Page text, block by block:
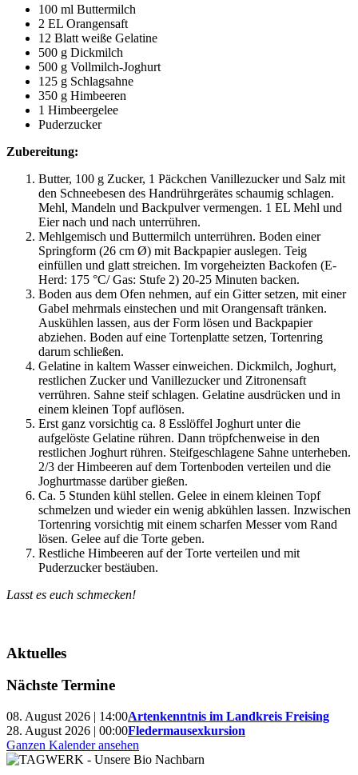
100 ml Buttermilch
2 EL Orangensaft
12 Blatt weiße Gelatine
500 g Dickmilch
500 g Vollmilch-Joghurt
125 g Schlagsahne
350 g Himbeeren
1 Himbeergelee
Puderzucker
Zubereitung:
Butter, 100 g Zucker, 1 Päckchen Vanillezucker und Salz mit
den Schneebesen des Handrührgerätes schaumig schlagen.
Mehl, Mandeln und Backpulver vermengen. 1 EL Mehl und
Eier nach und nach unterrühren.
Mehlgemisch und Buttermilch unterrühren. Boden einer
Springform (26 cm Ø) mit Backpapier auslegen. Teig
einfüllen und glatt streichen. Im vorgeheizten Backofen (E-
Herd: 175 °C/ Gas: Stufe 2) 20-25 Minuten backen.
Boden aus dem Ofen nehmen, auf ein Gitter setzen, mit einer
Gabel mehrmals einstechen und mit Orangensaft tränken.
Auskühlen lassen, aus der Form lösen und Backpapier
abziehen. Boden auf eine Tortenplatte setzen, Tortenring
darum schließen.
Gelatine in kaltem Wasser einweichen. Dickmilch, Joghurt,
restlichen Zucker und Vanillezucker und Zitronensaft
verrühren. Sahne steif schlagen. Gelatine ausdrücken und in
einem kleinen Topf auflösen.
Erst ganz vorsichtig ca. 8 Esslöffel Joghurt unter die
aufgelöste Gelatine rühren. Dann tröpfchenweise in den
restlichen Joghurt rühren. Steifgeschlagene Sahne unterheben.
2/3 der Himbeeren auf dem Tortenboden verteilen und die
Joghurtmasse darüber gießen.
Ca. 5 Stunden kühl stellen. Gelee in einem kleinen Topf
schmelzen und wieder ein wenig abkühlen lassen. Inzwischen
Tortenring vorsichtig mit einem scharfen Messer vom Rand
lösen. Gelee auf die Torte geben.
Restliche Himbeeren auf der Torte verteilen und mit
Puderzucker bestäuben.
Lasst es euch schmecken!
Aktuelles
Nächste Termine
08. August 2026 | 14:00Artenkenntnis im Landkreis Freising
28. August 2026 | 00:00Fledermausexkursion
Ganzen Kalender ansehen